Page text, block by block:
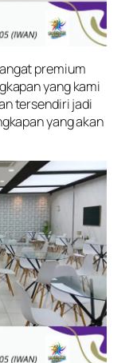
premium
yang kami
tersendiri jadi
yang akan